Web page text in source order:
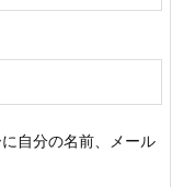
自分の名前、メール